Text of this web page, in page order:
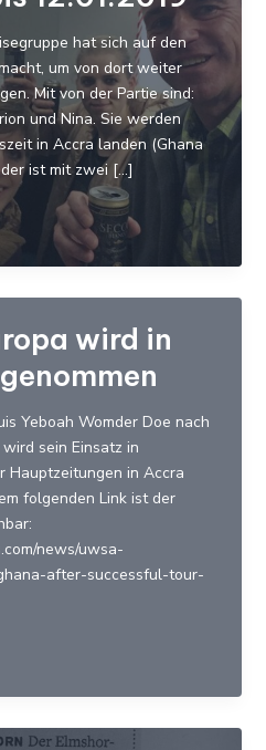
hat sich auf den
um von dort weiter
Mit von der Partie sind:
und Nina. Sie werden
in Accra landen (Ghana
ist mit zwei […]
wird in
Yeboah Womder Doe nach
sein Einsatz in
Hauptzeitungen in Accra
folgenden Link ist der
news/uwsa-
after-successful-tour-